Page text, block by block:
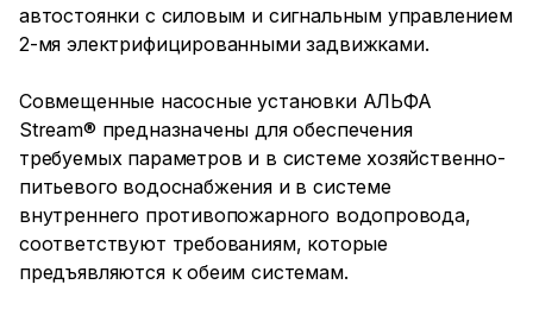
автостоянки с силовым и сигнальным управлением
2-мя электрифицированными задвижками.
Совмещенные насосные установки АЛЬФА
Stream® предназначены для обеспечения
требуемых параметров и в системе хозяйственно-
питьевого водоснабжения и в системе
внутреннего противопожарного водопровода,
соответствуют требованиям, которые
предъявляются к обеим системам.